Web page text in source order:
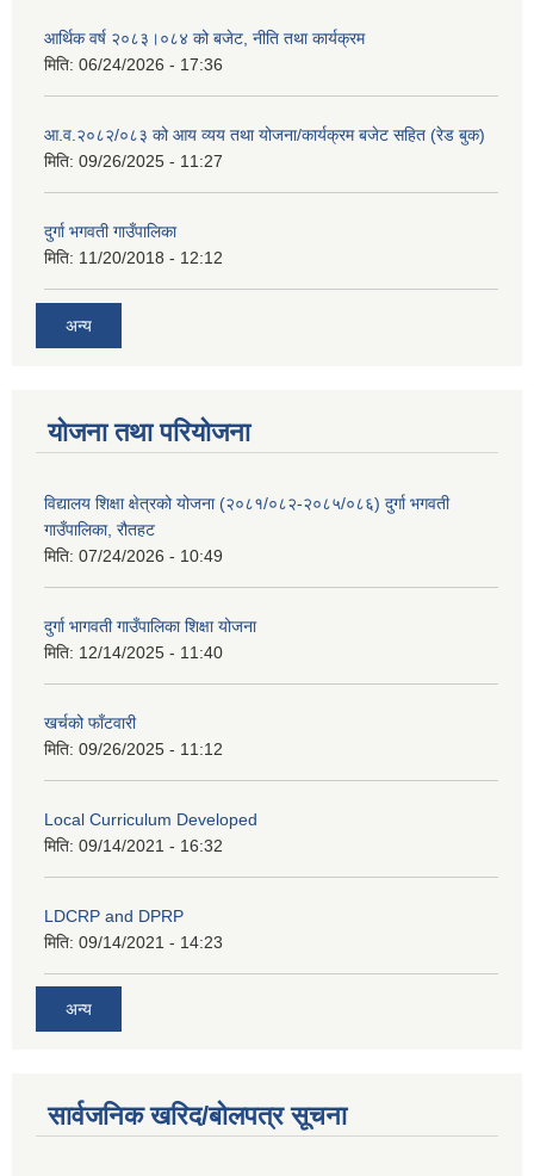
आर्थिक वर्ष २०८३।०८४ को बजेट, नीति तथा कार्यक्रम
मिति: 06/24/2026 - 17:36
आ.व.२०८२/०८३ को आय व्यय तथा योजना/कार्यक्रम बजेट सहित (रेड बुक)
मिति: 09/26/2025 - 11:27
दुर्गा भगवती गाउँपालिका
मिति: 11/20/2018 - 12:12
अन्य
योजना तथा परियोजना
विद्यालय शिक्षा क्षेत्रको योजना (२०८१/०८२-२०८५/०८६) दुर्गा भगवती
गाउँपालिका, रौतहट
मिति: 07/24/2026 - 10:49
दुर्गा भागवती गाउँपालिका शिक्षा योजना
मिति: 12/14/2025 - 11:40
खर्चको फाँटवारी
मिति: 09/26/2025 - 11:12
Local Curriculum Developed
मिति: 09/14/2021 - 16:32
LDCRP and DPRP
मिति: 09/14/2021 - 14:23
अन्य
सार्वजनिक खरिद/बोलपत्र सूचना